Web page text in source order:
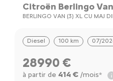
Citroën Berlingo Van
BERLINGO VAN (3) XL CU MAJ
Diesel 100 km 07/
28990 €
à partir de 414 €/mois*